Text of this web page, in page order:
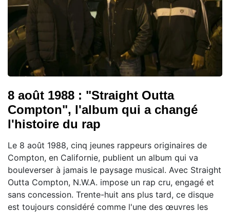
8 août 1988 : "Straight Outta
Compton", l'album qui a changé
l'histoire du rap
Le 8 août 1988, cinq jeunes rappeurs originaires de
Compton, en Californie, publient un album qui va
bouleverser à jamais le paysage musical. Avec Straight
Outta Compton, N.W.A. impose un rap cru, engagé et
sans concession. Trente-huit ans plus tard, ce disque
est toujours considéré comme l'une des œuvres les